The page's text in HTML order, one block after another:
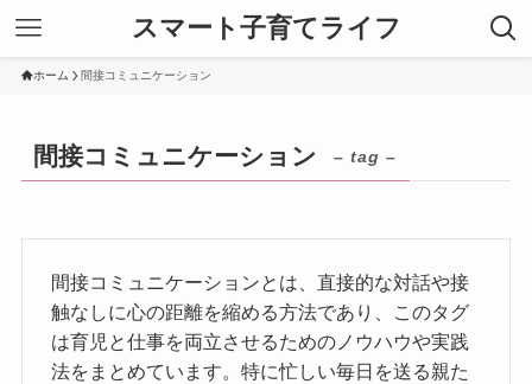
スマート子育てライフ
ホーム 間接コミュニケーション
間接コミュニケーション – tag –
間接コミュニケーションとは、直接的な対話や接
触なしに心の距離を縮める方法であり、このタグ
は育児と仕事を両立させるためのノウハウや実践
法をまとめています。特に忙しい毎日を送る親た